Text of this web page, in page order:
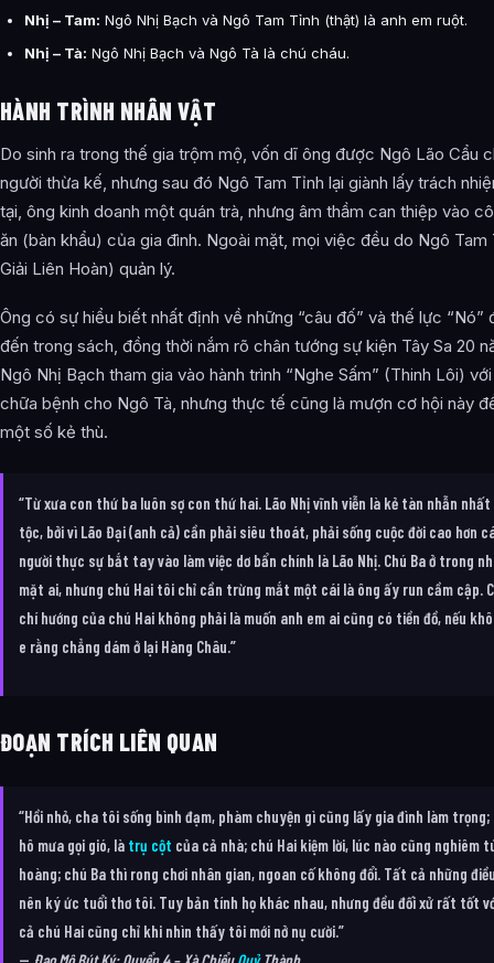
Nhị – Tam: Ngô Nhị Bạch và Ngô Tam Tỉnh (thật) là anh em ruột.
Nhị – Tà: Ngô Nhị Bạch và Ngô Tà là chú cháu.
HÀNH TRÌNH NHÂN VẬT
Do sinh ra trong thế gia trộm mộ, vốn dĩ ông được Ngô Lão Cẩu
người thừa kế, nhưng sau đó Ngô Tam Tỉnh lại giành lấy trách
tại, ông kinh doanh một quán trà, nhưng âm thầm can thiệp vào
ăn (bàn khẩu) của gia đình. Ngoài mặt, mọi việc đều do Ngô Tam
Giải Liên Hoàn) quản lý.
Ông có sự hiểu biết nhất định về những “câu đố” và thế lực “Nó”
đến trong sách, đồng thời nắm rõ chân tướng sự kiện Tây Sa 20
Ngô Nhị Bạch tham gia vào hành trình “Nghe Sấm” (Thinh Lôi)
chữa bệnh cho Ngô Tà, nhưng thực tế cũng là mượn cơ hội này
một số kẻ thù.
“Từ xưa con thứ ba luôn sợ con thứ hai. Lão Nhị vĩnh viễn là kẻ tàn nhẫn
tộc, bởi vì Lão Đại (anh cả) cần phải siêu thoát, phải sống cuộc đời cao hơn
người thực sự bắt tay vào làm việc dơ bẩn chính là Lão Nhị. Chú Ba ở trong
mặt ai, nhưng chú Hai tôi chỉ cần trừng mắt một cái là ông ấy run cầm cập.
chí hướng của chú Hai không phải là muốn anh em ai cũng có tiền đồ, nếu
e rằng chẳng dám ở lại Hàng Châu.”
ĐOẠN TRÍCH LIÊN QUAN
“Hồi nhỏ, cha tôi sống bình đạm, phàm chuyện gì cũng lấy gia đình làm
hô mưa gọi gió, là trụ cột của cả nhà; chú Hai kiệm lời, lúc nào cũng nghiêm
hoàng; chú Ba thì rong chơi nhân gian, ngoan cố không đổi. Tất cả những
nên ký ức tuổi thơ tôi. Tuy bản tính họ khác nhau, nhưng đều đối xử rất tốt
cả chú Hai cũng chỉ khi nhìn thấy tôi mới nở nụ cười.”